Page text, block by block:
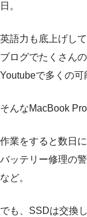
日。
英語力も底上げして
ブログでたくさん
Youtubeで多くの可
そんなMacBook
作業をすると数日
バッテリー修理の
など。
でも、SSDは交換